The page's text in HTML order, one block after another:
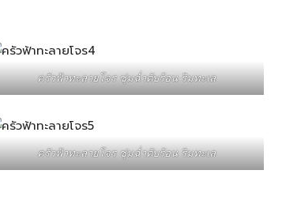
ครัวฟ้าทะลายโจร ชุ่มฉ่ำตับร้อน ริมทะเล
ครัวฟ้าทะลายโจร ชุ่มฉ่ำตับร้อน ริมทะเล